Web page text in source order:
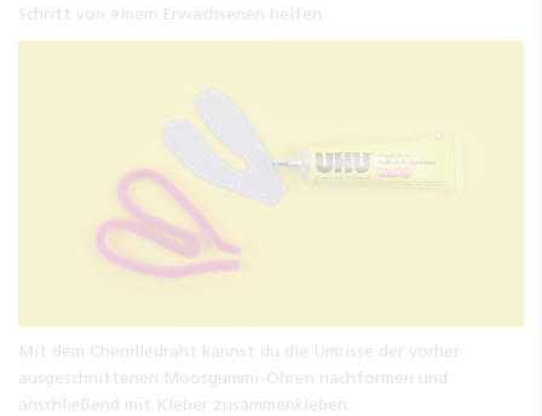
Schritt von einem Erwachsenen helfen.
Mit dem Chenilledraht kannst du die Umrisse der vorher
ausgeschnittenen Moosgummi-Ohren nachformen und
anschließend mit Kleber zusammenkleben.